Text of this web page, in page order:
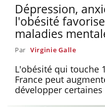
Dépression,
l'obésité
maladies
Par Virginie Galle
L'obésité qui touche
France peut
développer